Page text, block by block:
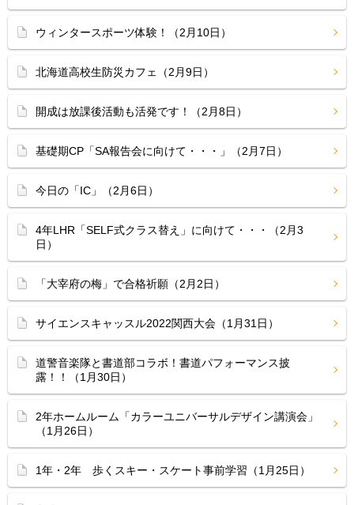
ウィンタースポーツ体験！（2月10日）
北海道高校生防災カフェ（2月9日）
開成は放課後活動も活発です！（2月8日）
基礎期CP「SA報告会に向けて・・・」（2月7日）
今日の「IC」（2月6日）
4年LHR「SELF式クラス替え」に向けて・・・（2月3
日）
「大宰府の梅」で合格祈願（2月2日）
サイエンスキャッスル2022関西大会（1月31日）
道警音楽隊と書道部コラボ！書道パフォーマンス披
露！！（1月30日）
2年ホームルーム「カラーユニバーサルデザイン講演会」
（1月26日）
1年・2年 歩くスキー・スケート事前学習（1月25日）